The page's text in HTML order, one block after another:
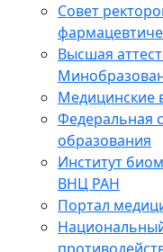
Совет
Высшая
Медицинские
Федеральная
образования
Институт
ВНЦ РАН
Портал